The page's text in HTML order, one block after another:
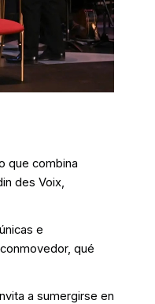
que combina
des Voix,
e
qué
a sumergirse en